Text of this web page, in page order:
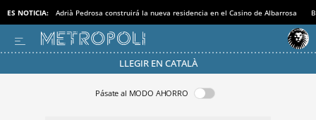
ES NOTICIA: Adrià Pedrosa construirá la nueva residencia en el Casino de Albarrosa
LLEGIR EN CATALÀ
Pásate al MODO AHORRO